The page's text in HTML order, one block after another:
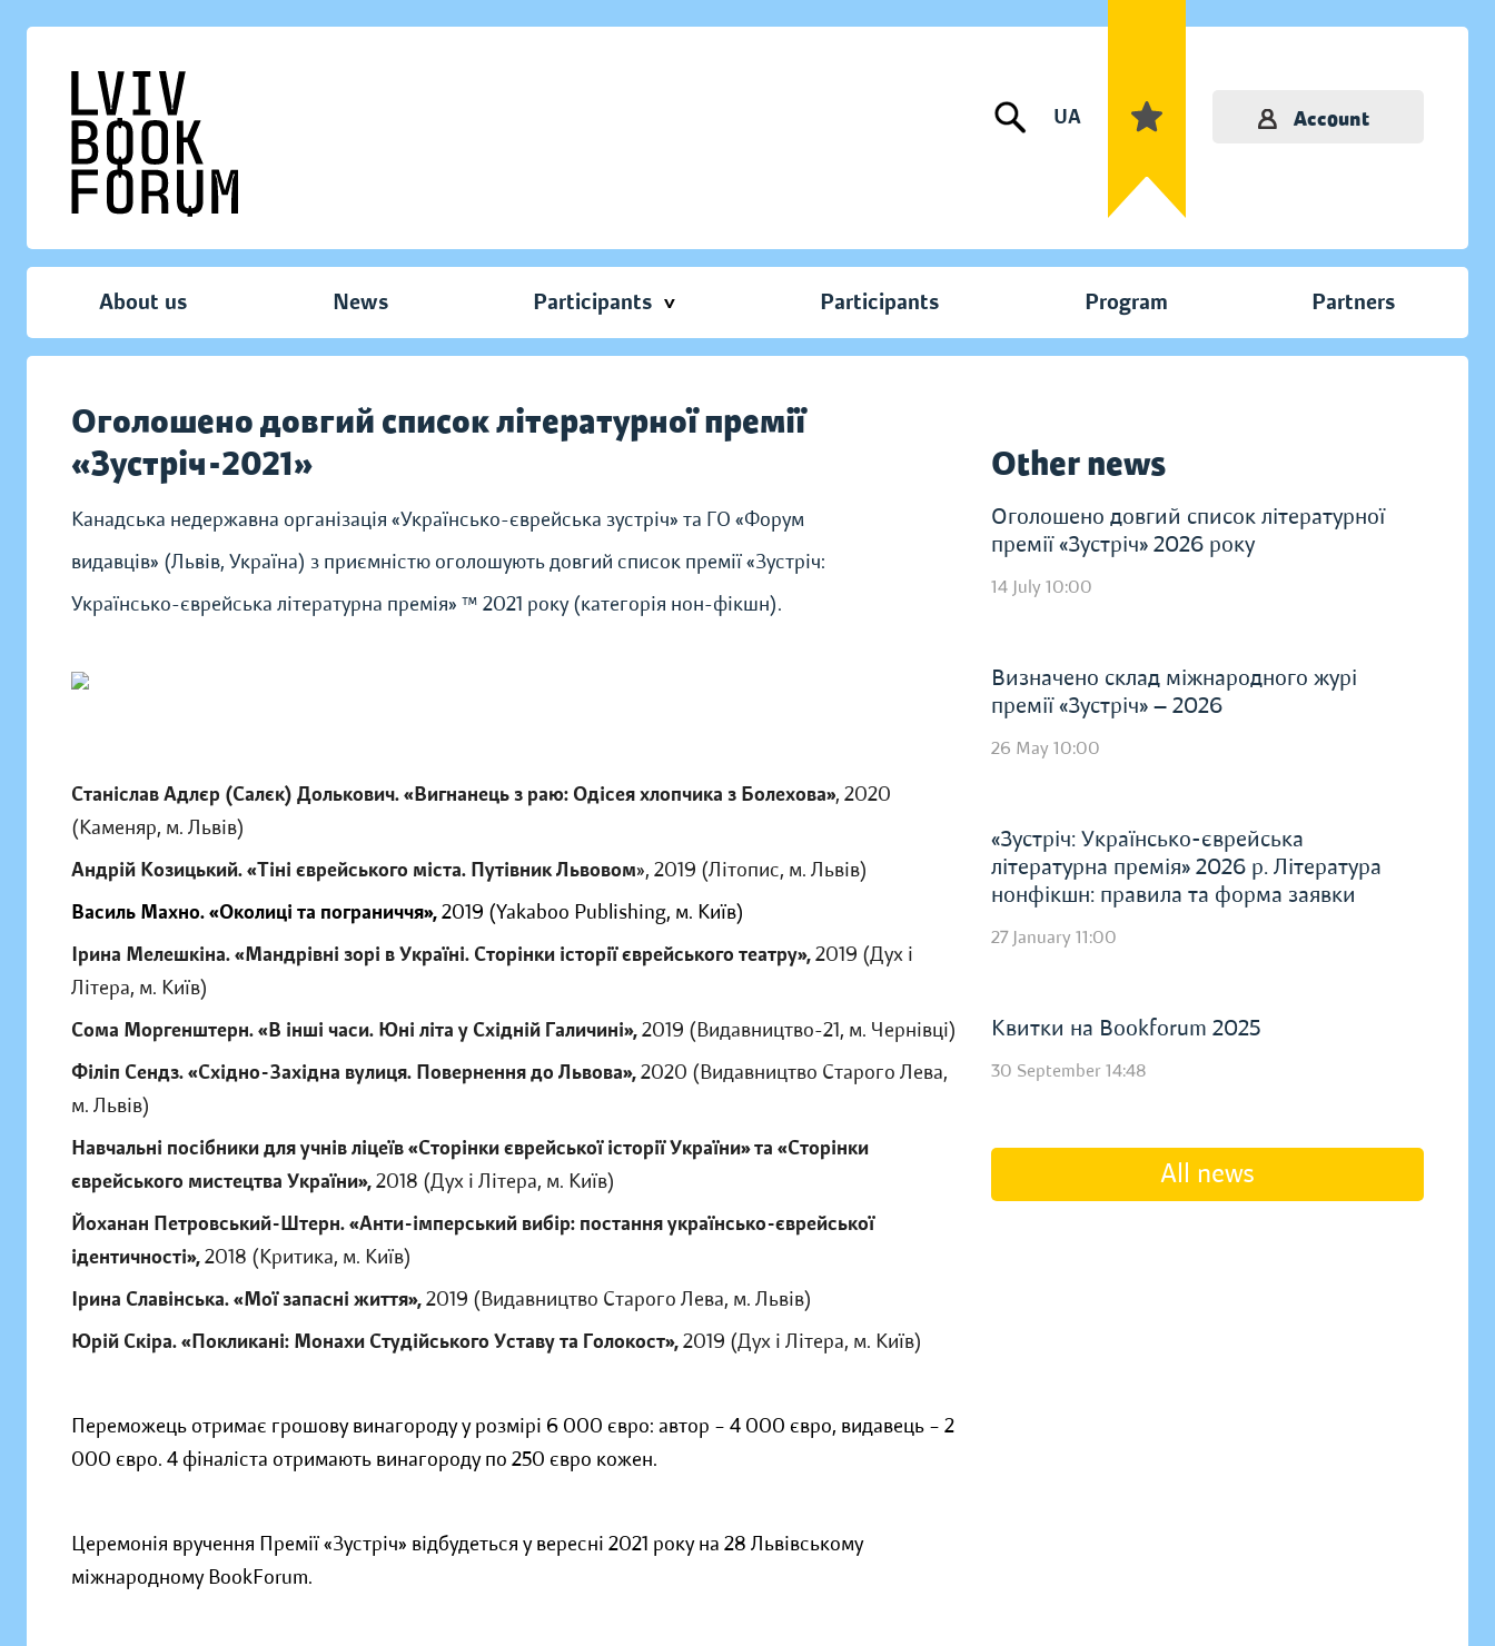
UA Account
About us News Participants Participants Program Partners
Оголошено довгий список літературної премії
«Зустріч-2021»
Other news
Канадськa недержавнa організація «Українсько-єврейська зустріч» та ГО «Форум
видавців» (Львів, Україна) з приємністю оголошують довгий список премії «Зустріч:
Українсько-єврейська літературна премія» ™ 2021 року (категорія нон-фікшн).
Станіслав Адлєр (Салєк) Долькович. «Вигнанець з раю: Одісея хлопчика з Болехова», 2020
(Каменяр, м. Львів)
Андрій Козицький. «Тіні єврейського міста. Путівник Львовом», 2019 (Літопис, м. Львів)
Василь Махно. «Околиці та пограниччя»,2019 (Yakaboo Publishing, м. Київ)
Ірина Мелешкіна. «Мандрівні зорі в Україні. Сторінки історії єврейського театру»,2019 (Дух і
Літера, м. Київ)
Сома Моргенштерн. «В інші часи. Юні літа у Східній Галичині»,2019 (Видавництво-21, м. Чернівці)
Філіп Сендз. «Східно-Західна вулиця. Повернення до Львова»,2020 (Видавництво Старого Лева,
м. Львів)
Навчальні посібники для учнів ліцеїв «Сторінки єврейської історії України» та «Сторінки
єврейського мистецтва України»,2018 (Дух і Літера, м. Київ)
Йоханан Петровський-Штерн. «Анти-імперський вибір: постання українсько-єврейської
ідентичності»,2018 (Критика, м. Київ)
Ірина Славінська. «Мої запасні життя»,2019 (Видавництво Старого Лева, м. Львів)
Юрій Скіра. «Покликані: Монахи Студійського Уставу та Голокост»,2019 (Дух і Літера, м. Київ)
Переможець отримає грошову винагороду у розмірі 6 000 євро: автор – 4 000 євро, видавець – 2
000 євро. 4 фіналіста отримають винагороду по 250 євро кожен.
Церемонія вручення Премії «Зустріч» відбудеться у вересні 2021 року на 28 Львівському
міжнародному BookForum.
Оголошено довгий список літературної
премії «Зустріч» 2026 року
14 July 10:00
Визначено склад міжнародного журі
премії «Зустріч» — 2026
26 May 10:00
«Зустріч: Українсько-єврейська
літературна премія» 2026 р. Література
нонфікшн: правила та форма заявки
27 January 11:00
Квитки на Bookforum 2025
30 September 14:48
All news